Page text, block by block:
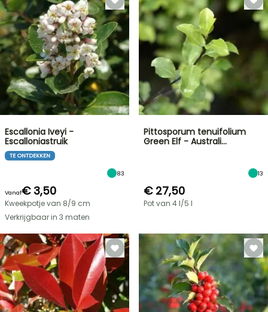
Escallonia Iveyi -
Escalloniastruik
TE ONTDEKKEN
83
Vanaf€ 3,50
Kweekpotje van 8/9 cm
Verkrijgbaar in 3 maten
Pittosporum tenuifolium
Green Elf - Australi…
13
€ 27,50
Pot van 4 l/5 l